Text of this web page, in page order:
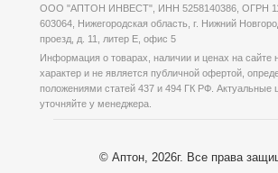
ООО "АПТОН ИНВЕСТ", ИНН 5258140386, ОГРН
603064, Нижегородская область, г. Нижний
проезд, д. 11, литер Е, офис 5
Информация о товарах, наличии и ценах на сайте
характер и не является публичной офертой,
положениями статей 437 и 494 ГК РФ. Актуальные
уточняйте у менеджера.
© Аптон, 2026г. Все права